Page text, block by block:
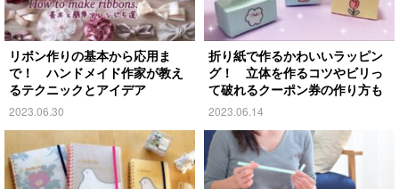
リボン作りの基本から応用ま
で！ ハンドメイド作家が教え
るテクニックとアイデア
2023.06.30
折り紙で作るかわいいラッピン
グ！ 立体を作るコツやビリっ
て破れるクーポン券の作り方も
2023.06.14